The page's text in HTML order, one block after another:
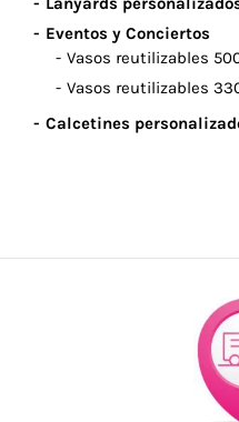
Eventos y Conciertos
Vasos reutilizables
Vasos reutilizables
Calcetines